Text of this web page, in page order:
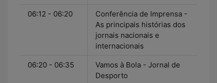
06:12 - 06:20
Conferência de Imprensa -
As principais histórias dos
jornais nacionais e
internacionais
06:20 - 06:35
Vamos à Bola - Jornal de
Desporto